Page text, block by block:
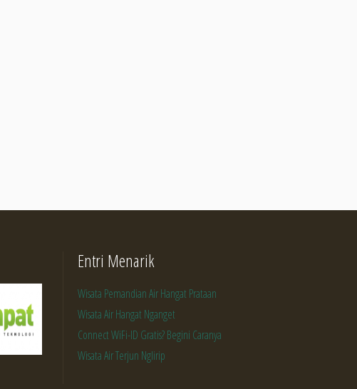
Entri Menarik
Wisata Pemandian Air Hangat Prataan
Wisata Air Hangat Nganget
Connect WiFi-ID Gratis? Begini Caranya
Wisata Air Terjun Nglirip